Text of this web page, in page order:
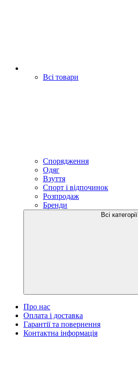
Всі товари
Спорядження
Одяг
Взуття
Спорт і відпочинок
Розпродаж
Бренди
Всі категорії
Про нас
Оплата і доставка
Гарантії та повернення
Контактна інформація